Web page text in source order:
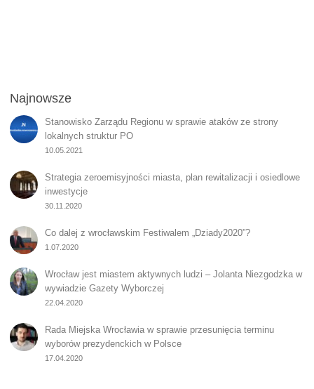
Najnowsze
Stanowisko Zarządu Regionu w sprawie ataków ze strony
lokalnych struktur PO
10.05.2021
Strategia zeroemisyjności miasta, plan rewitalizacji i osiedlowe
inwestycje
30.11.2020
Co dalej z wrocławskim Festiwalem „Dziady2020”?
1.07.2020
Wrocław jest miastem aktywnych ludzi – Jolanta Niezgodzka w
wywiadzie Gazety Wyborczej
22.04.2020
Rada Miejska Wrocławia w sprawie przesunięcia terminu
wyborów prezydenckich w Polsce
17.04.2020